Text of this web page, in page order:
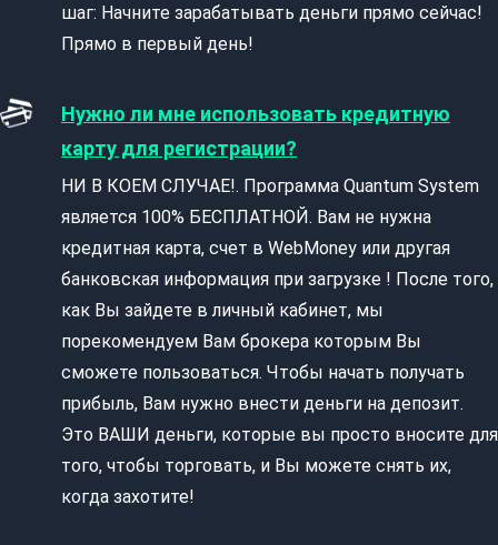
шаг: Начните зарабатывать деньги прямо сейчас!
Прямо в первый день!
Нужно ли мне использовать кредитную
карту для регистрации?
НИ В КОЕМ СЛУЧАЕ!. Программа Quantum System
является 100% БЕСПЛАТНОЙ. Вам не нужна
кредитная карта, счет в WebMoney или другая
банковская информация при загрузке ! После того,
как Вы зайдете в личный кабинет, мы
порекомендуем Вам брокера которым Вы
сможете пользоваться. Чтобы начать получать
прибыль, Вам нужно внести деньги на депозит.
Это ВАШИ деньги, которые вы просто вносите для
того, чтобы торговать, и Вы можете снять их,
когда захотите!